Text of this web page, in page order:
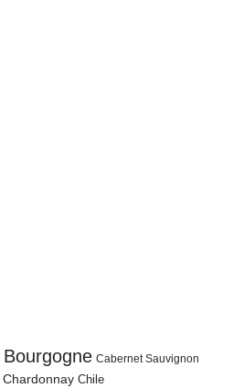
Bourgogne Cabernet Sauvignon
Chardonnay Chile